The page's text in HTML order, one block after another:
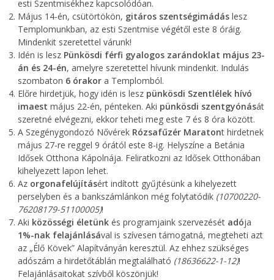
esti Szentmisékhez kapcsolódóan.
Május 14-én, csütörtökön, gitáros szentségimádás lesz
Templomunkban, az esti Szentmise végétől este 8 óráig.
Mindenkit szeretettel várunk!
Idén is lesz Pünkösdi férfi gyalogos zarándoklat május 23-
án és 24-én, amelyre szeretettel hívunk mindenkit. Indulás
szombaton 6 órakor a Templomból.
Előre hirdetjük, hogy idén is lesz pünkösdi Szentlélek hívó
imaest május 22-én, pénteken. Aki pünkösdi szentgyónását
szeretné elvégezni, ekkor teheti meg este 7 és 8 óra között.
A Szegénygondozó Nővérek Rózsafűzér Maratont hirdetnek
május 27-re reggel 9 órától este 8-ig. Helyszíne a Betánia
Idősek Otthona Kápolnája. Feliratkozni az Idősek Otthonában
kihelyezett lapon lehet.
Az orgonafelújításért indított gyűjtésünk a kihelyezett
perselyben és a bankszámlánkon még folytatódik (10700220-
76208179-51100005)!
Aki közösségi életünk és programjaink szervezését adója
1%-nak felajánlásával is szívesen támogatná, megteheti azt
az „Élő Kövek” Alapítványán keresztül. Az ehhez szükséges
adószám a hirdetőtáblán megtalálható (18636622-1-12)!
Felajánlásaitokat szívből köszönjük!